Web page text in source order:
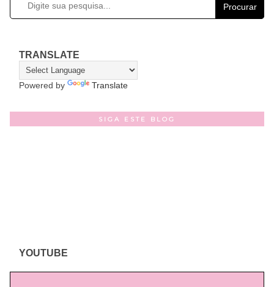
Procurar
TRANSLATE
Powered by Translate
SIGA ESTE BLOG
YOUTUBE